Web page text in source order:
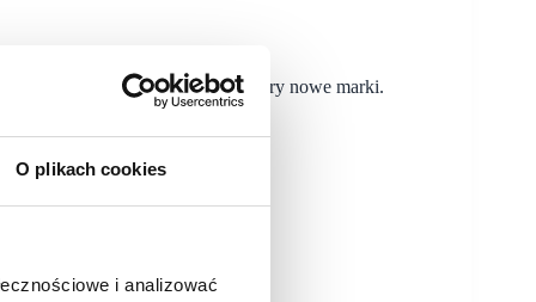
O plikach cookies
i analizować
roku wzmocniła tenant-mix o cztery nowe marki.